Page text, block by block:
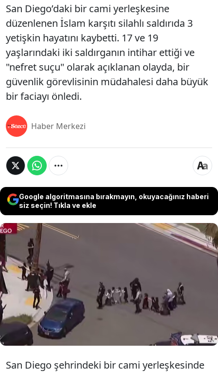
San Diego’daki bir cami yerleşkesine
düzenlenen İslam karşıtı silahlı saldırıda 3
yetişkin hayatını kaybetti. 17 ve 19
yaşlarındaki iki saldırganın intihar ettiği ve
"nefret suçu" olarak açıklanan olayda, bir
güvenlik görevlisinin müdahalesi daha büyük
bir faciayı önledi.
Haber Merkezi
Google algoritmasına bırakmayın, okuyacağınız haberi
siz seçin! Tıkla ve ekle
düzenlenen İslam karşıtı silahlı saldırıda 3
yetişkin hayatını kaybetti. 17 ve 19 yaşlarındaki
iki saldırganın intihar ettiği ve "nefret suçu"
olarak açıklanan olayda, bir güvenlik
görevlisinin müdahalesi daha büyük bir faciayı
önledi.
San Diego şehrindeki bir cami yerleşkesinde